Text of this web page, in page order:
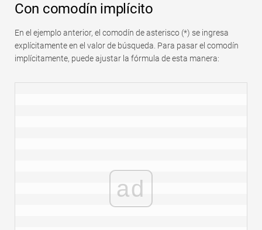
Con comodín implícito
En el ejemplo anterior, el comodín de asterisco (*) se ingresa
explícitamente en el valor de búsqueda. Para pasar el comodín
implícitamente, puede ajustar la fórmula de esta manera:
ad